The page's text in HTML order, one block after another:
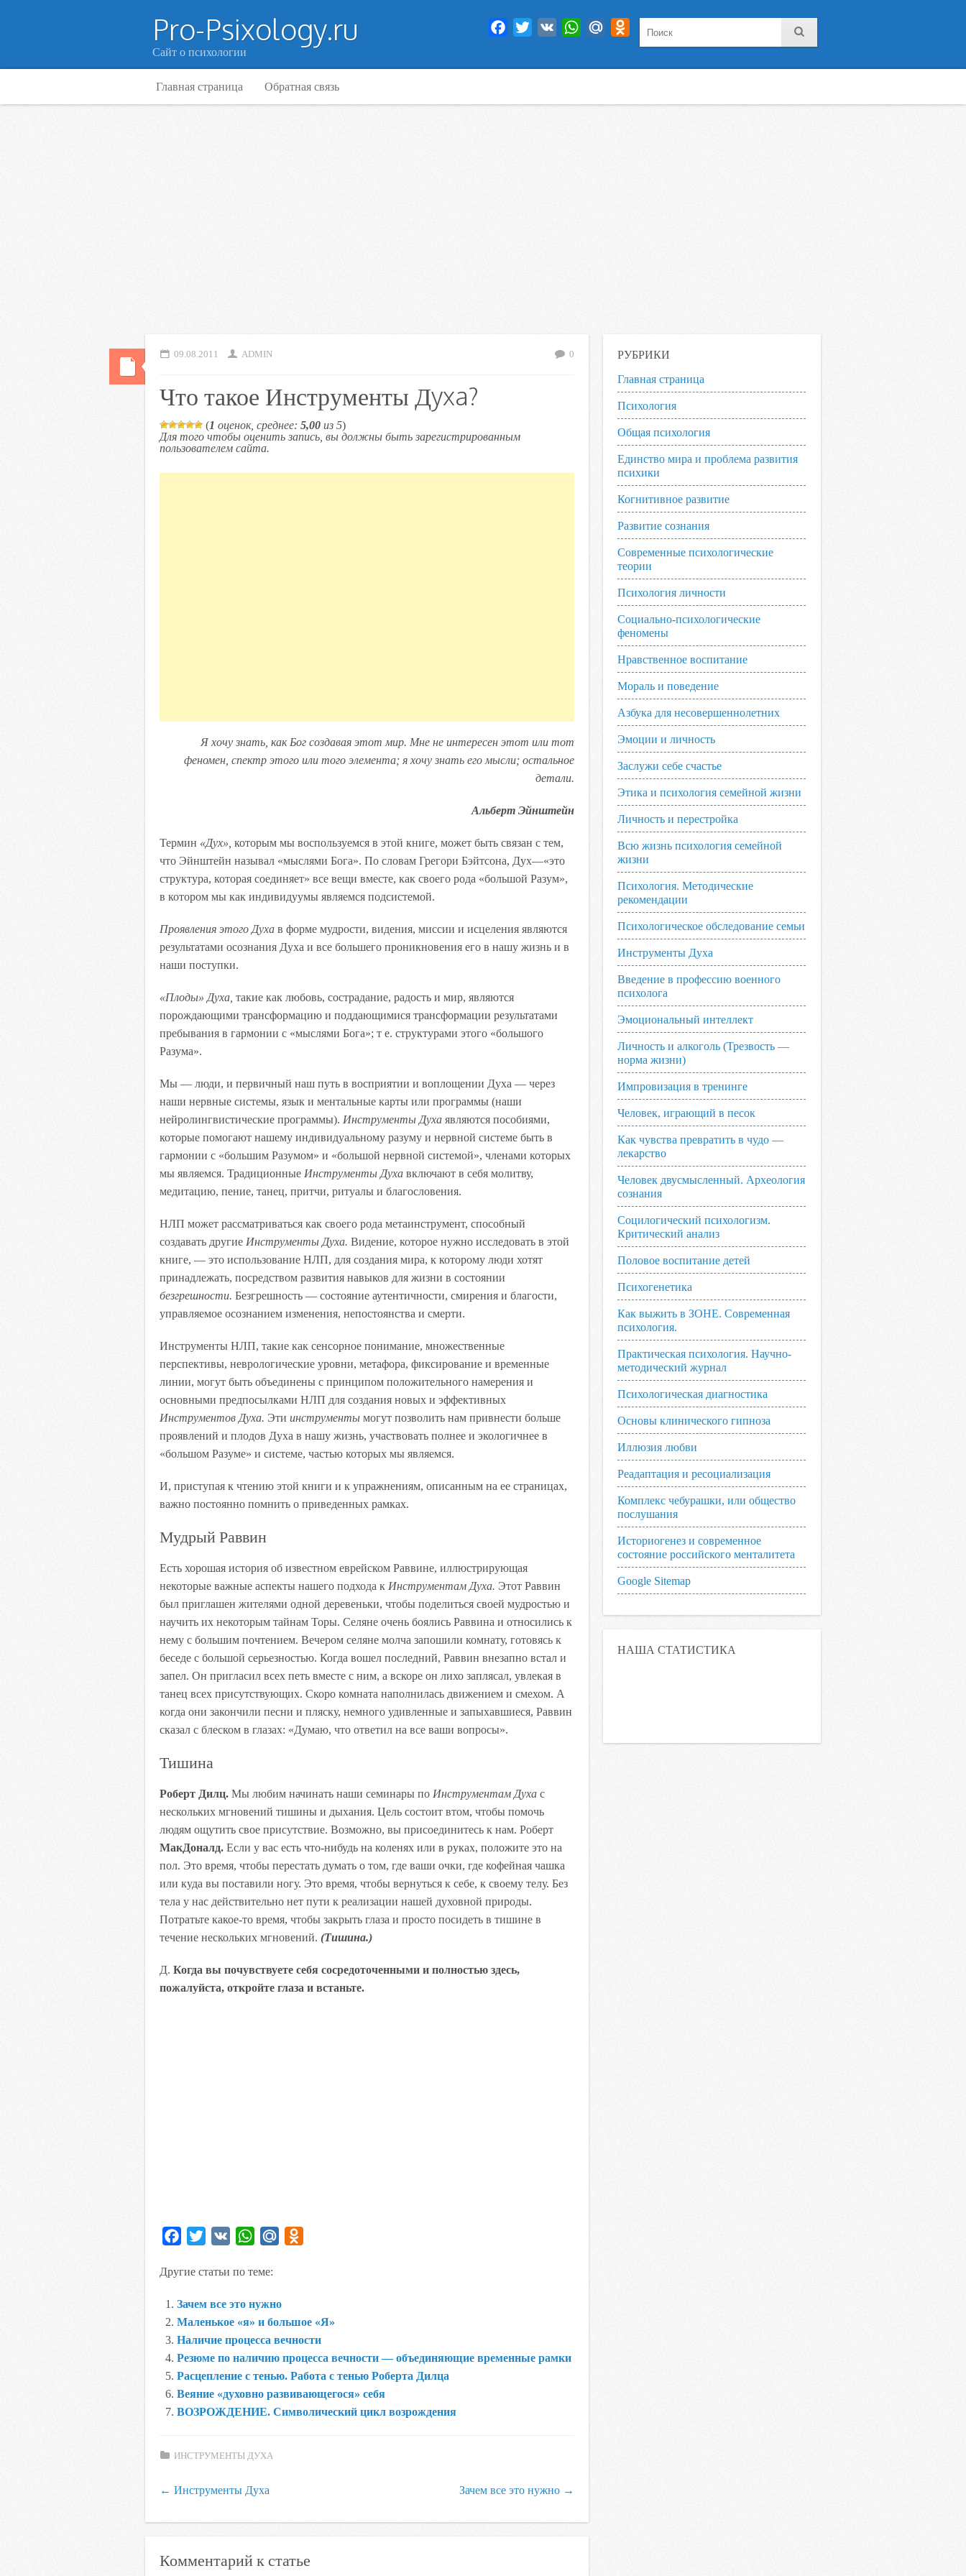
Pro-Psixology.ru
Сайт о психологии
Facebook
Twitter VK WhatsAppMail.RuOdnoklassniki
Главная страница Обратная связь
09.08.2011 ADMIN 0
Что такое Инструменты Дyxa?
(1 оценок, среднее: 5,00 из 5)
Для того чтобы оценить запись, вы должны быть зарегистрированным
пользователем сайта.
Я хочу знать, как Бог создавая этот мир. Мне не интересен этот или тот
феномен, спектр этого или того элемента; я хочу знать его мысли; остальное
детали.
Альберт Эйнштейн
Термин «Дух», которым мы воспользуемся в этой книге, может быть связан с тем,
что Эйнштейн называл «мыслями Бога». По словам Грегори Бэйтсона, Дух—«это
структура, которая соединяет» все вещи вместе, как своего рода «большой Разум»,
в котором мы как индивидуумы являемся подсистемой.
Проявления этого Духа в форме мудрости, видения, миссии и исцеления являются
результатами осознания Духа и все большего проникновения его в нашу жизнь и в
наши поступки.
«Плоды» Духа, такие как любовь, сострадание, радость и мир, являются
порождающими трансформацию и поддающимися трансформации результатами
пребывания в гармонии с «мыслями Бога»; т е. структурами этого «большого
Разума».
Мы — люди, и первичный наш путь в восприятии и воплощении Духа — через
наши нервные системы, язык и ментальные карты или программы (наши
нейролингвистические программы). Инструменты Духа являются пособиями,
которые помогают нашему индивидуальному разуму и нервной системе быть в
гармонии с «большим Разумом» и «большой нервной системой», членами которых
мы являемся. Традиционные Инструменты Духа включают в себя молитву,
медитацию, пение, танец, притчи, ритуалы и благословения.
НЛП может рассматриваться как своего рода метаинструмент, способный
создавать другие Инструменты Духа. Видение, которое нужно исследовать в этой
книге, — это использование НЛП, для создания мира, к которому люди хотят
принадлежать, посредством развития навыков для жизни в состоянии
безгрешности. Безгрешность — состояние аутентичности, смирения и благости,
управляемое осознанием изменения, непостоянства и смерти.
Инструменты НЛП, такие как сенсорное понимание, множественные
перспективы, неврологические уровни, метафора, фиксирование и временные
линии, могут быть объединены с принципом положительного намерения и
основными предпосылками НЛП для создания новых и эффективных
Инструментов Духа. Эти инструменты могут позволить нам привнести больше
проявлений и плодов Духа в нашу жизнь, участвовать полнее и экологичнее в
«большом Разуме» и системе, частью которых мы являемся.
И, приступая к чтению этой книги и к упражнениям, описанным на ее страницах,
важно постоянно помнить о приведенных рамках.
Мудрый Раввин
Есть хорошая история об известном еврейском Раввине, иллюстрирующая
некоторые важные аспекты нашего подхода к Инструментам Духа. Этот Раввин
был приглашен жителями одной деревеньки, чтобы поделиться своей мудростью и
научить их некоторым тайнам Торы. Селяне очень боялись Раввина и относились к
нему с большим почтением. Вечером селяне молча запошили комнату, готовясь к
беседе с большой серьезностью. Когда вошел последний, Раввин внезапно встал и
запел. Он пригласил всех петь вместе с ним, а вскоре он лихо заплясал, увлекая в
танец всех присутствующих. Скоро комната наполнилась движением и смехом. А
когда они закончили песни и пляску, немного удивленные и запыхавшиеся, Раввин
сказал с блеском в глазах: «Думаю, что ответил на все ваши вопросы».
Тишина
Роберт Дилц. Мы любим начинать наши семинары по Инструментам Духа с
нескольких мгновений тишины и дыхания. Цель состоит втом, чтобы помочь
людям ощутить свое присутствие. Возможно, вы присоединитесь к нам. Роберт
МакДоналд. Если у вас есть что-нибудь на коленях или в руках, положите это на
пол. Это время, чтобы перестать думать о том, где ваши очки, где кофейная чашка
или куда вы поставили ногу. Это время, чтобы вернуться к себе, к своему телу. Без
тела у нас действительно нет пути к реализации нашей духовной природы.
Потратьте какое-то время, чтобы закрыть глаза и просто посидеть в тишине в
течение нескольких мгновений. (Тишина.)
Д. Когда вы почувствуете себя сосредоточенными и полностью здесь,
пожалуйста, откройте глаза и встаньте.
c
b
o
o
i
t
e
r
W
a
s
A
p
.
R
u
l
a
s
Другие статьи по теме:
Зачем все это нужно
Маленькое «я» и большое «Я»
Наличие процесса вечности
Резюме по наличию процесса вечности — объединяющие временные рамки
Расцепление с тенью. Работа с тенью Роберта Дилцa
Веяние «духовно развивающегося» себя
ВОЗРОЖДЕНИЕ. Символический цикл возрождения
ИНСТРУМЕНТЫ ДУХА
← Инструменты Духа Зачем все это нужно →
Комментарий к статье
РУБРИКИ
Главная страница
Психология
Общая психология
Единство мира и проблема развития
психики
Когнитивное развитие
Развитие сознания
Современные психологические
теории
Психология личности
Социально-психологические
феномены
Нравственное воспитание
Мораль и поведение
Азбука для несовершеннолетних
Эмоции и личность
Заслужи себе счастье
Этика и психология семейной жизни
Личность и перестройка
Всю жизнь психология семейной
жизни
Психология. Методические
рекомендации
Психологическое обследование семьи
Инструменты Духа
Введение в профессию военного
психолога
Эмоциональный интеллект
Личность и алкоголь (Трезвость —
норма жизни)
Импровизация в тренинге
Человек, играющий в песок
Как чувства превратить в чудо —
лекарство
Человек двусмысленный. Археология
сознания
Социлогический психологизм.
Критический анализ
Половое воспитание детей
Психогенетика
Как выжить в ЗОНЕ. Современная
психология.
Практическая психология. Научно-
методический журнал
Психологическая диагностика
Основы клинического гипноза
Иллюзия любви
Реадаптация и ресоциализация
Комплекс чебурашки, или общество
послушания
Историогенез и современное
состояние российского менталитета
Google Sitemap
НАША СТАТИСТИКА